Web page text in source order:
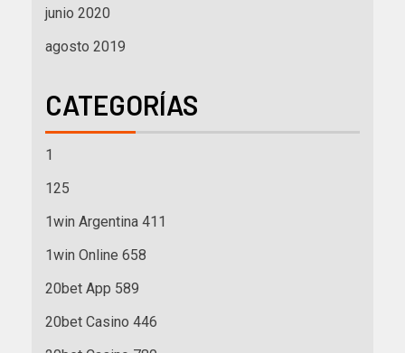
junio 2020
agosto 2019
CATEGORÍAS
1
125
1win Argentina 411
1win Online 658
20bet App 589
20bet Casino 446